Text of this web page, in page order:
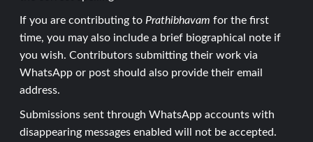
If you are contributing to Prathibhavam for the first
time, you may also include a brief biographical note if
you wish. Contributors submitting their work via
WhatsApp or post should also provide their email
address.
Submissions sent through WhatsApp accounts with
disappearing messages enabled will not be accepted.